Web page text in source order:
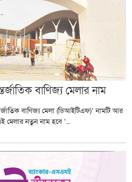
বাণিজ্য মেলার নাম
বাণিজ্য মেলা (ডিআইটিএফ)’ নামটি আর
মেলার নতুন নাম হবে ‘...